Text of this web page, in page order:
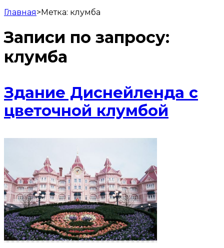
Главная>Метка: клумба
Записи по запросу:
клумба
Здание Диснейленда с
цветочной клумбой